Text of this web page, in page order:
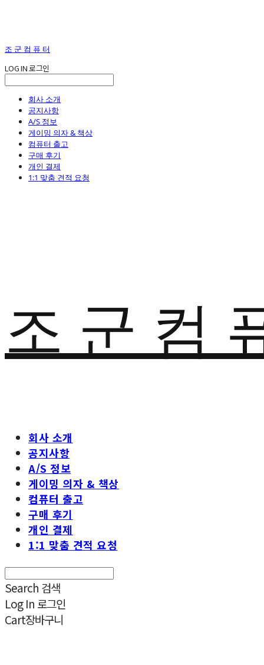
조 군 컴 퓨 터
LOG IN로그인
회사 소개
공지사항
A/S 정보
게이밍 의자 & 책상
컴퓨터 출고
구매 후기
개인 결제
1:1 맞춤 견적 요청
조 군 컴
회사 소개
공지사항
A/S 정보
게이밍 의자 & 책상
컴퓨터 출고
구매 후기
개인 결제
1:1 맞춤 견적 요청
Search 검색
Log In 로그인
Cart장바구니